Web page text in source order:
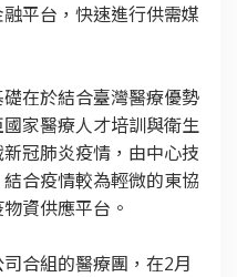
平台，快速進行供需媒
在於結合臺灣醫療優勢
家醫療人才培訓與衛生
冠肺炎疫情，由中心技
合疫情較為輕微的東協
資供應平台。
合組的醫療團，在2月